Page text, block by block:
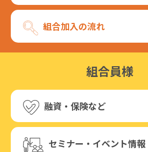
組合加入の流れ
組合員様
融資・保険など
セミナー・イベント情報